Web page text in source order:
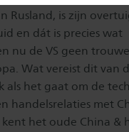
Rusland, is zijn
en dát is precies wat
nu de VS geen
Wat vereist dit van
als het gaat om de
handelsrelaties met
kent het oude China &